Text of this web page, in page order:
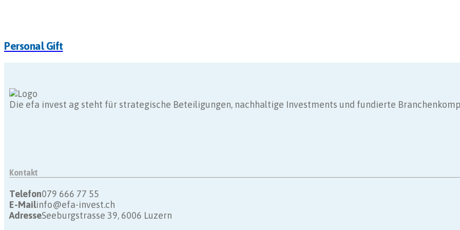
Personal Gift
Die efa invest ag steht für strategische Beteiligungen, nachhaltige Investments und fundierte
Kontakt
Telefon079 666 77 55
E-Mailinfo@efa-invest.ch
AdresseSeeburgstrasse 39, 6006 Luzern